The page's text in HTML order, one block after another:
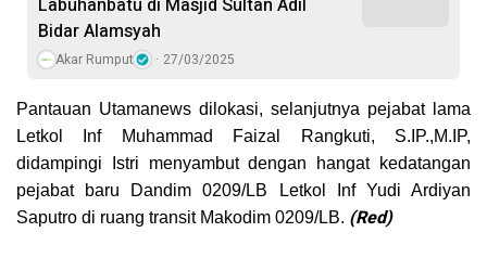
Bidar Alamsyah
Akar Rumput 27/03/2025
Pantauan Utamanews dilokasi, selanjutnya pejabat lama
Letkol Inf Muhammad Faizal Rangkuti, S.IP.,M.IP,
didampingi Istri menyambut dengan hangat kedatangan
pejabat baru Dandim 0209/LB Letkol Inf Yudi Ardiyan
Saputro di ruang transit Makodim 0209/LB. (Red)